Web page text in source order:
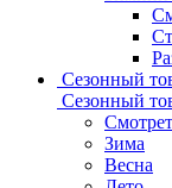
Сезонный
Сезонный
Зима
Весна